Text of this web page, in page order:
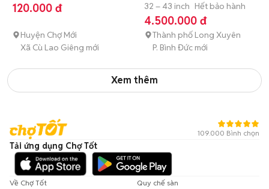
120.000 đ
Huyện Chợ Mới
Xã Cù Lao Giêng mới
32 – 43 inch Hết bảo hành
4.500.000 đ
Thành phố Long Xuyên
P. Bình Đức mới
Xem thêm
109.000 Bình chọn
Tải ứng dụng Chợ Tốt
Về Chợ Tốt
Quy chế sàn